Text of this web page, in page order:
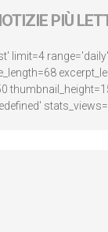
PIÙ
limit=4 range='daily'